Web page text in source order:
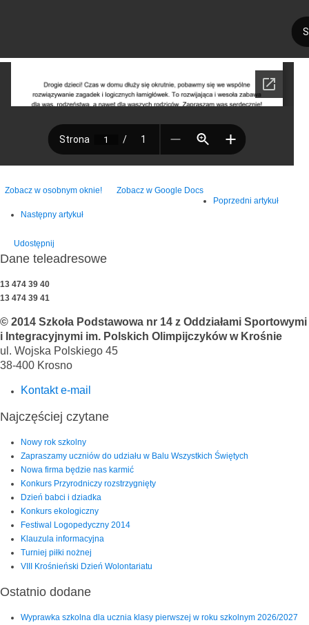
Zobacz w osobnym oknie!
Zobacz w Google Docs
Poprzedni artykuł
Następny artykuł
Udostępnij
Dane teleadresowe
13 474 39 40
13 474 39 41
© 2014 Szkoła Podstawowa nr 14 z Oddziałami Sportowymi
i Integracyjnymi im. Polskich Olimpijczyków w Krośnie
ul. Wojska Polskiego 45
38-400 Krosno
Kontakt e-mail
Najczęściej czytane
Nowy rok szkolny
Zapraszamy uczniów do udziału w Balu Wszystkich Świętych
Nowa firma będzie nas karmić
Konkurs Przyrodniczy rozstrzygnięty
Dzień babci i dziadka
Konkurs ekologiczny
Festiwal Logopedyczny 2014
Klauzula informacyjna
Turniej piłki nożnej
VIII Krośnieński Dzień Wolontariatu
Ostatnio dodane
Wyprawka szkolna dla ucznia klasy pierwszej w roku szkolnym 2026/2027